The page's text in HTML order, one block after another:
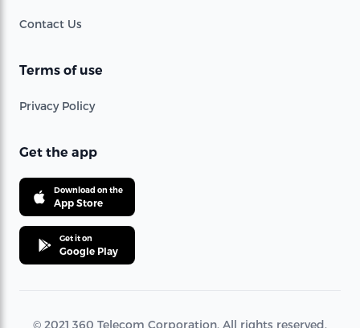
Contact Us
Terms of use
Privacy Policy
Get the app
Download on the
App Store
Get it on
Google Play
© 2021 360 Telecom Corporation. All rights reserved.